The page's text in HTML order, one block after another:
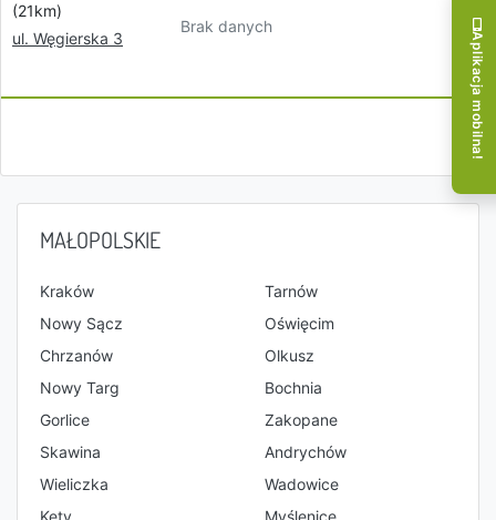
(21km)
ul. Węgierska 3
Brak danych
MAŁOPOLSKIE
Kraków
Tarnów
Nowy Sącz
Oświęcim
Chrzanów
Olkusz
Nowy Targ
Bochnia
Gorlice
Zakopane
Skawina
Andrychów
Wieliczka
Wadowice
Kęty
Myślenice
Aplikacja mobilna!